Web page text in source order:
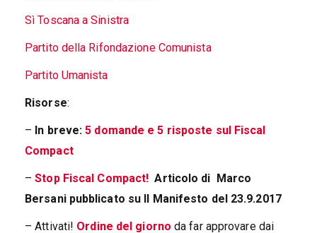
Sì Toscana a Sinistra
Partito della Rifondazione Comunista
Partito Umanista
Risorse:
– In breve:5 domande e 5 risposte sul Fiscal
Compact
–Stop Fiscal Compact! Articolo di Marco
Bersani pubblicato su Il Manifesto del 23.9.2017
– Attivati! Ordine del giorno da far approvare dai